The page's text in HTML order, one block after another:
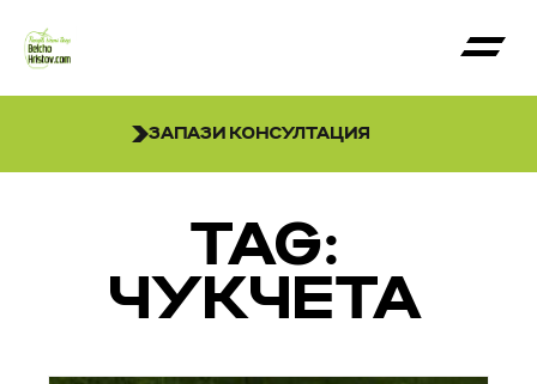
ЗАПАЗИ КОНСУЛТАЦИЯ
TAG:
ЧУКЧЕТА